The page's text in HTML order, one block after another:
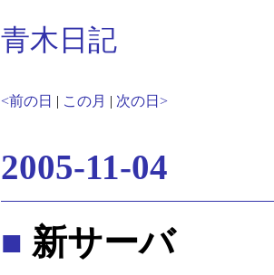
青木日記
<前の日 | この月 | 次の日>
2005-11-04
■ 新サーバ